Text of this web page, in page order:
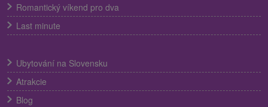
Romantický víkend pro dva
Last minute
Ubytování na Slovensku
Atrakcie
Blog